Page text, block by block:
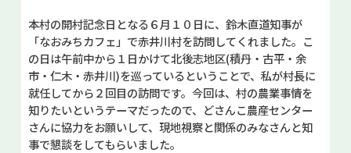
本村の開村記念日となる６月１０日に、鈴木直道知事が
「なおみちカフェ」で赤井川村を訪問してくれました。こ
の日は午前中から１日かけて北後志地区(積丹・古平・余
市・仁木・赤井川)を巡っているということで、私が村長に
就任してから２回目の訪問です。今回は、村の農業事情を
知りたいというテーマだったので、どさんこ農産センター
さんに協力をお願いして、現地視察と関係のみなさんと知
事で懇談をしてもらいました。